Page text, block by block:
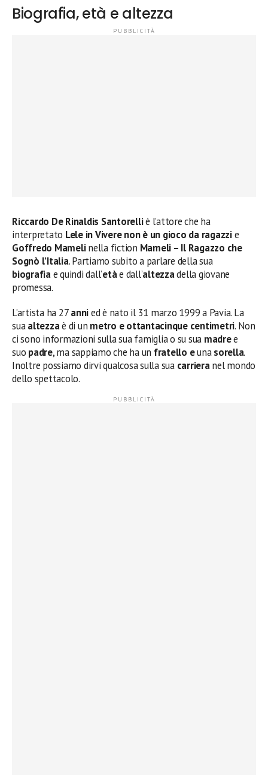
Biografia, età e altezza
Riccardo De Rinaldis Santorelliè l’attore che ha
interpretato Lele in Vivere non è un gioco da ragazzie
Goffredo Mamelinella fiction Mameli – Il Ragazzo che
Sognò l’Italia. Partiamo subito a parlare della sua
biografiae quindi dall’etàe dall’altezzadella giovane
promessa.
L’artista ha 27annied è nato il 31 marzo 1999 a Pavia. La
suaaltezzaè di un metro e ottantacinque centimetri. Non
ci sono informazioni sulla sua famiglia o su sua madree
suo padre, ma sappiamo che ha un fratello eunasorella.
Inoltre possiamo dirvi qualcosa sulla sua carrieranel mondo
dello spettacolo.